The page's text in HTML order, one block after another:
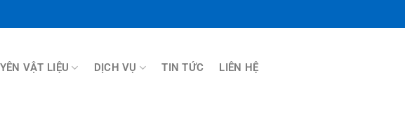
VẬT LIỆU DỊCH VỤ TIN TỨC LIÊN HỆ